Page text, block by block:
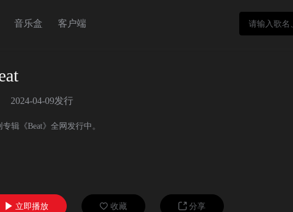
音乐盒 客户端
2024-04-09发行
专辑《Beat》全网发行中。
 立即播放  收藏  分享